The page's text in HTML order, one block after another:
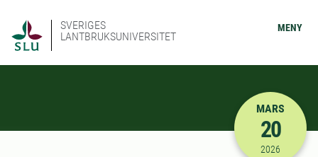
SVERIGES
LANTBRUKSUNIVERSITET
MENY
2026-03-
MARS
20
2026